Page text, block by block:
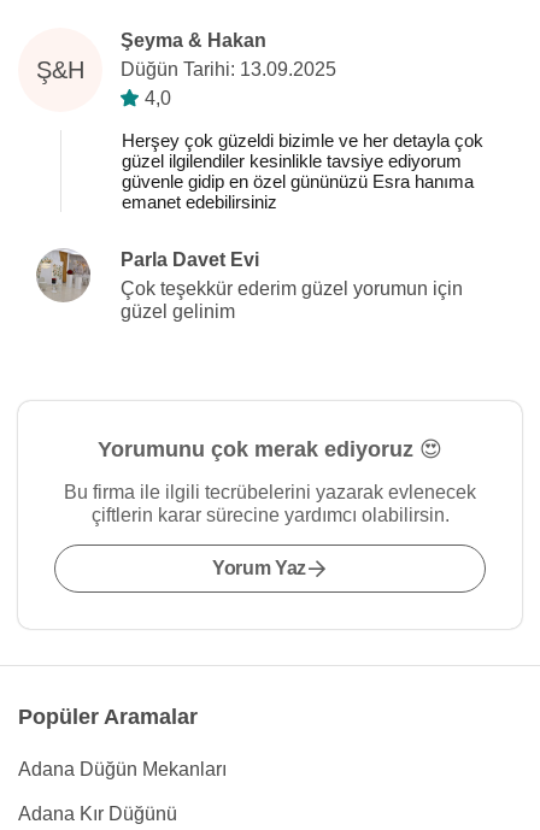
Ş&H
Şeyma & Hakan
Düğün Tarihi: 13.09.2025
4,0
Herşey çok güzeldi bizimle ve her detayla çok
güzel ilgilendiler kesinlikle tavsiye ediyorum
güvenle gidip en özel gününüzü Esra hanıma
emanet edebilirsiniz
Parla Davet Evi
Çok teşekkür ederim güzel yorumun için
güzel gelinim
Yorumunu çok merak ediyoruz 😍
Bu firma ile ilgili tecrübelerini yazarak evlenecek
çiftlerin karar sürecine yardımcı olabilirsin.
Yorum Yaz
Popüler Aramalar
Adana Düğün Mekanları
Adana Kır Düğünü